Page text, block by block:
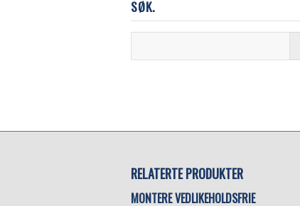
SØK.
RELATERTE PRODUKTER
MONTERE VEDLIKEHOLDSFRIE